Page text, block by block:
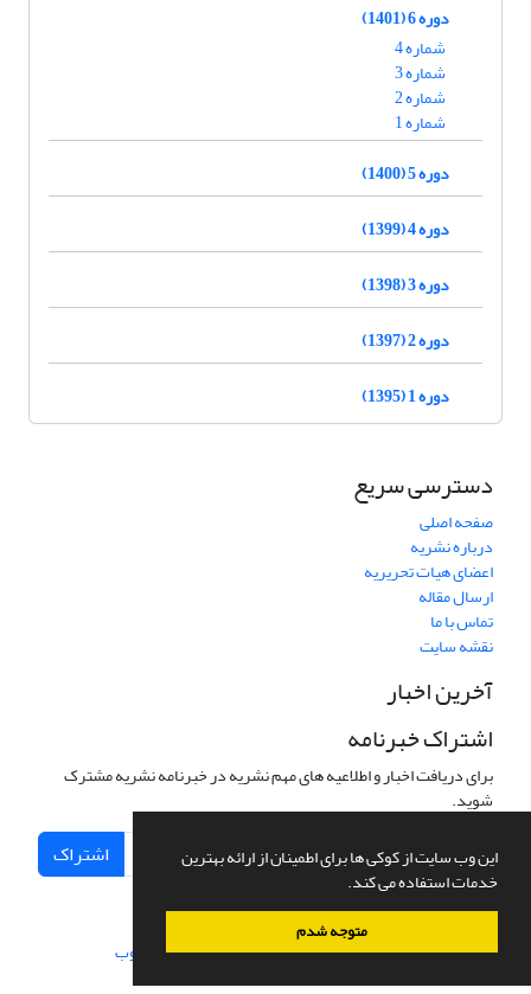
این وب سایت از کوکی ها برای اطمینان از ارائه بهترین
خدمات استفاده می کند.
متوجه شدم
دوره 6 (1401)
شماره 4
شماره 3
شماره 2
شماره 1
دوره 5 (1400)
دوره 4 (1399)
دوره 3 (1398)
دوره 2 (1397)
دوره 1 (1395)
دسترسی سریع
صفحه اصلی
درباره نشریه
اعضای هیات تحریریه
ارسال مقاله
تماس با ما
نقشه سایت
آخرین اخبار
اشتراک خبرنامه
برای دریافت اخبار و اطلاعیه های مهم نشریه در خبرنامه نشریه مشترک
شوید.
اشتراک
سامانه مدیریت نشریات علمی.طراحی و پیاده سازی از سیناوب